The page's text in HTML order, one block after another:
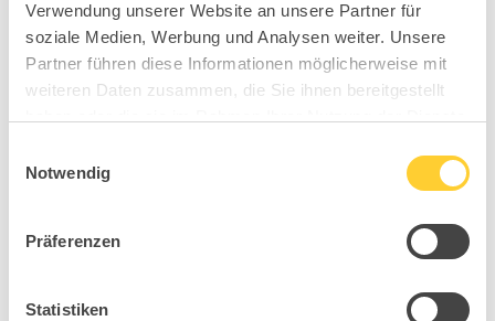
Verwendung unserer Website an unsere Partner für
soziale Medien, Werbung und Analysen weiter. Unsere
Partner führen diese Informationen möglicherweise mit
weiteren Daten zusammen, die Sie ihnen bereitgestellt
Notwendig
Präferenzen
Statistiken